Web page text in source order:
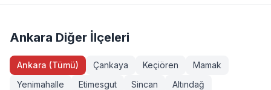
sınavlarımız MYK onaylı ve TÜRKAK akreditasyonludur.
isteyenler +90 232 489 22 27 numarasından detaylı bilgi
Ankara Diğer İlçeleri
Ankara (Tümü) Çankaya Keçiören
Mamak
Yenimahalle
Etimesgut Sincan
Altındağ